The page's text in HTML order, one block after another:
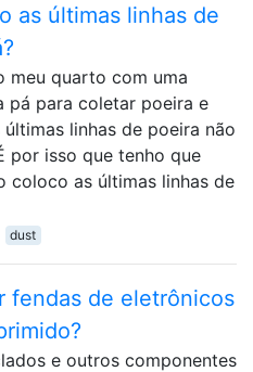
as últimas linhas de
meu quarto com uma
pá para coletar poeira e
últimas linhas de poeira não
por isso que tenho que
coloco as últimas linhas de
dust
fendas de eletrônicos
e outros componentes